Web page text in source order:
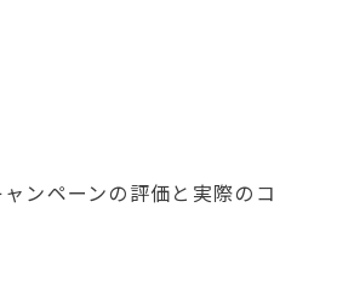
ンペーンの評価と実際のコ